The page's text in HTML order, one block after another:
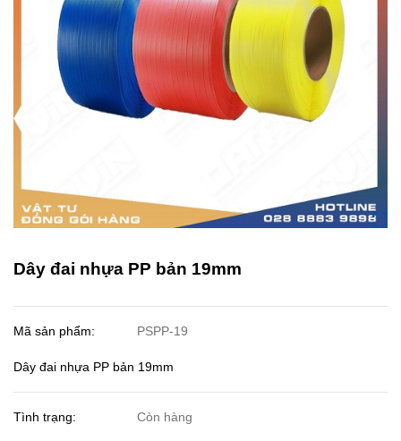
Dây đai nhựa PP bản 19mm
Mã sản phẩm: PSPP-19
Dây đai nhựa PP bản 19mm
Tình trạng: Còn hàng